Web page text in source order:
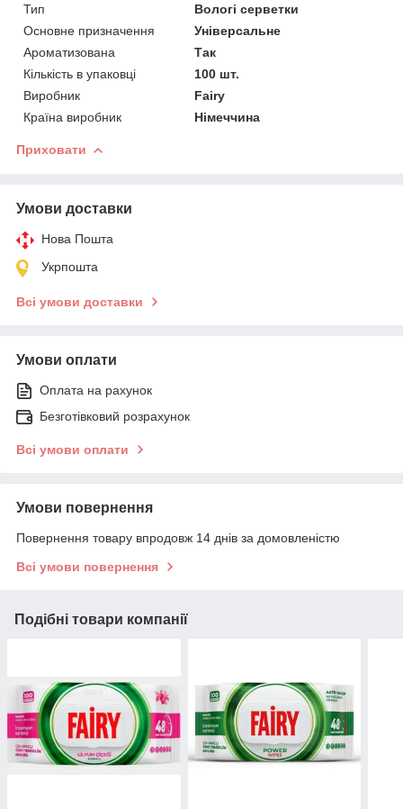
Тип
Вологі серветки
Основне призначення
Універсальне
Ароматизована
Так
Кількість в упаковці
100 шт.
Виробник
Fairy
Країна виробник
Німеччина
Приховати
Умови доставки
Нова Пошта
Укрпошта
Всі умови доставки
Умови оплати
Оплата на рахунок
Безготівковий розрахунок
Всі умови оплати
Умови повернення
Повернення товару впродовж 14 днів за домовленістю
Всі умови повернення
Подібні товари компанії